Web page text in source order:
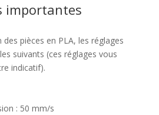
importantes
des pièces en PLA, les réglages
suivants (ces réglages vous
indicatif).
: 50 mm/s